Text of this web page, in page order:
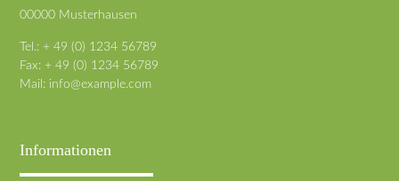
00000 Musterhausen
Tel.: + 49 (0) 1234 56789
Fax: + 49 (0) 1234 56789
Mail: info@example.com
Informationen